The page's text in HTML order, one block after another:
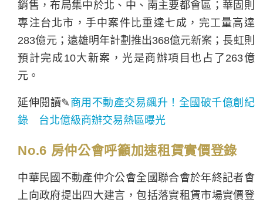
銷售，布局集中於北、中、南主要都會區；華固則
專注台北市，手中案件比重達七成，完工量高達
283億元；遠雄明年計劃推出368億元新案；長虹則
預計完成10大新案，光是商辦項目也占了263億
元。
延伸閱讀✎ 商用不動產交易飆升！全國破千億創紀
錄 台北億級商辦交易熱區曝光
No.6 房仲公會呼籲加速租賃實價登錄
中華民國不動產仲介公會全國聯合會於年終記者會
上向政府提出四大建言，包括落實租賃市場實價登